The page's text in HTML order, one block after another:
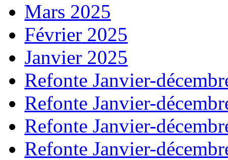
Mars 2025
Février 2025
Janvier 2025
Refonte Janvier-
Refonte Janvier-
Refonte Janvier-
Refonte Janvier-